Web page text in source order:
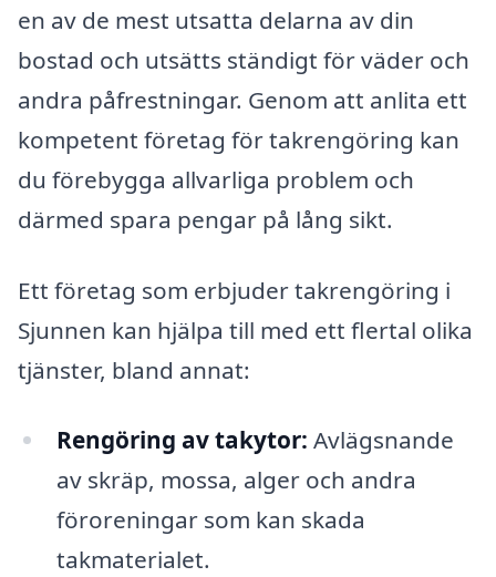
en av de mest utsatta delarna av din
bostad och utsätts ständigt för väder och
andra påfrestningar. Genom att anlita ett
kompetent företag för takrengöring kan
du förebygga allvarliga problem och
därmed spara pengar på lång sikt.
Ett företag som erbjuder takrengöring i
Sjunnen kan hjälpa till med ett flertal olika
tjänster, bland annat:
Rengöring av takytor: Avlägsnande
av skräp, mossa, alger och andra
föroreningar som kan skada
takmaterialet.